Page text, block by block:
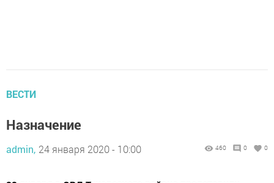
ВЕСТИ
Назначение
admin, 24 января 2020 - 10:00 460 0 0